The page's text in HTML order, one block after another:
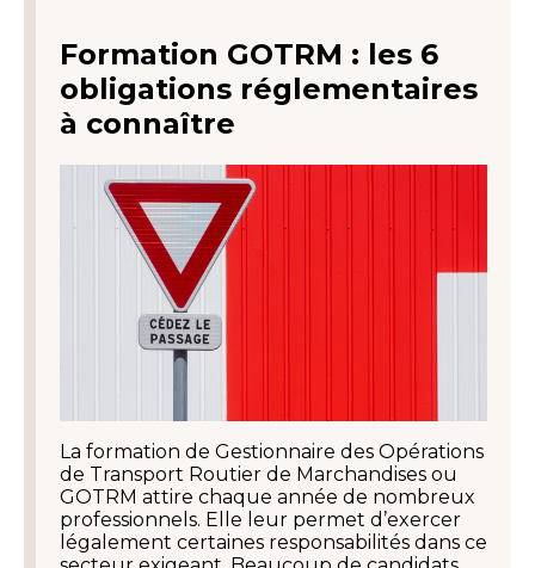
Formation GOTRM : les 6
obligations réglementaires
à connaître
La formation de Gestionnaire des Opérations
de Transport Routier de Marchandises ou
GOTRM attire chaque année de nombreux
professionnels. Elle leur permet d’exercer
légalement certaines responsabilités dans ce